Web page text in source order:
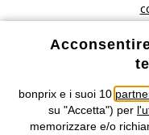
Condizioni
Informativa privacy
Informazioni
bonprix e i suoi 10
su "Accetta") per
memorizzare e/o